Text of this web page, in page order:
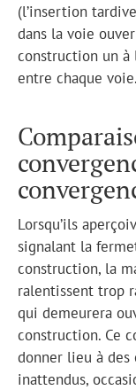
(l’insertion
dans la voie
construction un à
entre chaque voie.
Lorsqu’ils
signalant la
construction, la
ralentissent trop
qui demeurera
construction. Ce
donner lieu à des
inattendus,